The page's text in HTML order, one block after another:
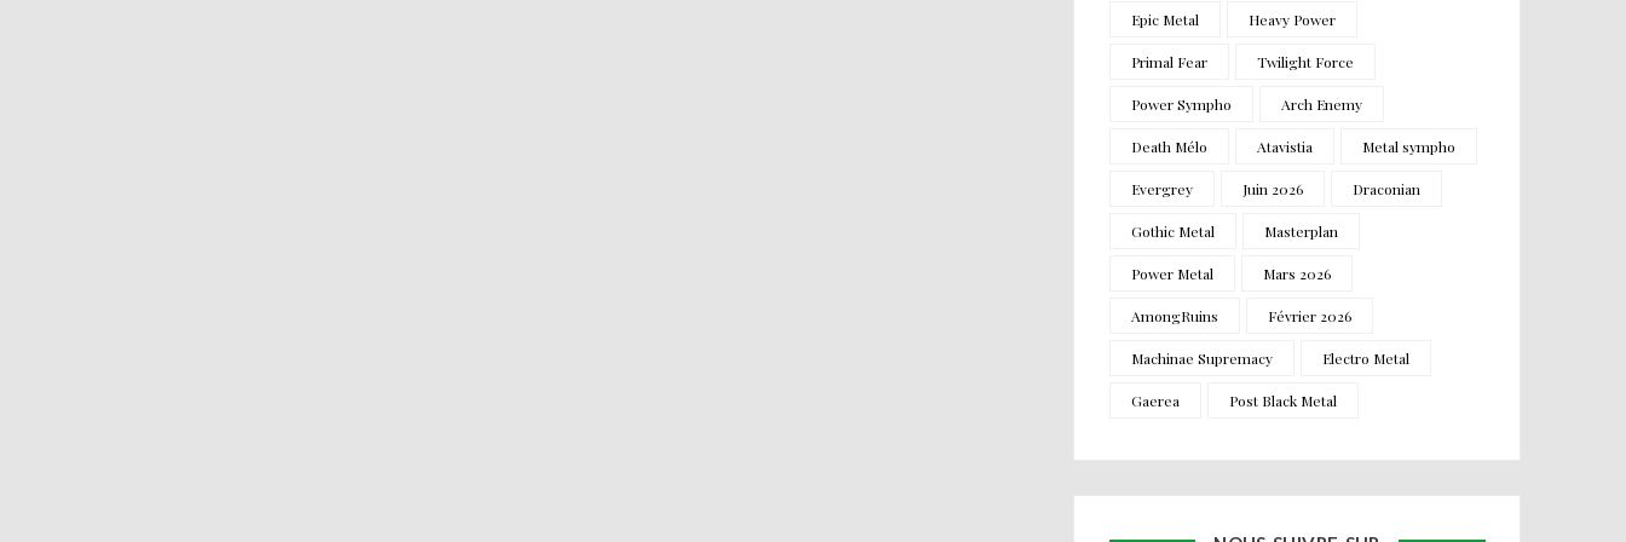
Epic Metal Heavy Power
Primal Fear Twilight Force
Power Sympho Arch Enemy
Death Mélo Atavistia Metal sympho
Evergrey Juin 2026 Draconian
Gothic Metal Masterplan
Power Metal Mars 2026
AmongRuins Février 2026
Machinae Supremacy Electro Metal
Gaerea Post Black Metal